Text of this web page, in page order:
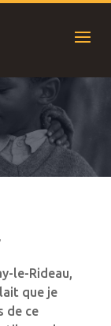
le-Rideau,
que je
de ce